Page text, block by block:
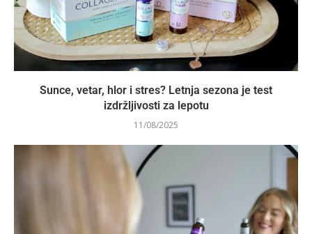
Sunce, vetar, hlor i stres? Letnja sezona je test
izdržljivosti za lepotu
11/08/2025